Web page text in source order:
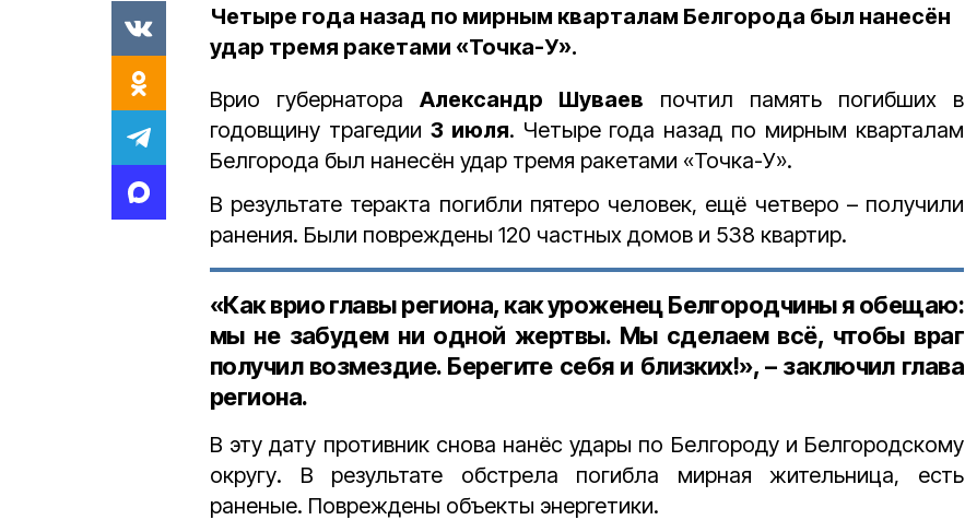
Четыре года назад по мирным кварталам Белгорода был нанесён
удар тремя ракетами «Точка-У».
Врио губернатора Александр Шуваев почтил память погибших в
годовщину трагедии 3 июля. Четыре года назад по мирным кварталам
Белгорода был нанесён удар тремя ракетами «Точка-У».
В результате теракта погибли пятеро человек, ещё четверо – получили
ранения. Были повреждены 120 частных домов и 538 квартир.
«Как врио главы региона, как уроженец Белгородчины я обещаю:
мы не забудем ни одной жертвы. Мы сделаем всё, чтобы враг
получил возмездие. Берегите себя и близких!», – заключил глава
региона.
В эту дату противник снова нанёс удары по Белгороду и Белгородскому
округу. В результате обстрела погибла мирная жительница, есть
раненые. Повреждены объекты энергетики.